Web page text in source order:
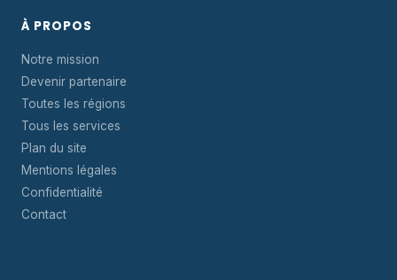
À PROPOS
Notre mission
Devenir partenaire
Toutes les régions
Tous les services
Plan du site
Mentions légales
Confidentialité
Contact